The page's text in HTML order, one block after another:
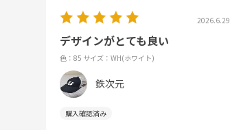
2026.6.29
デザインがとても良い
色：85 サイズ：WH(ホワイト)
鉄次元